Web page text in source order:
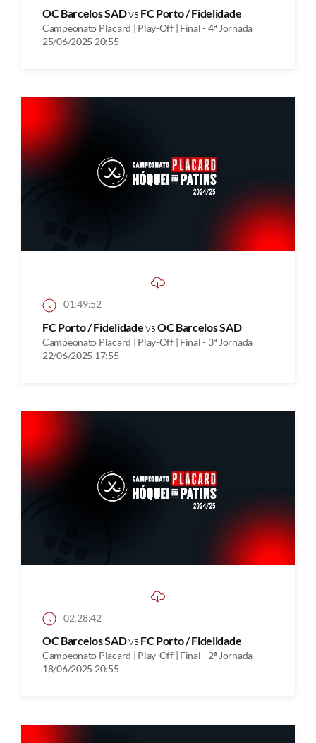
OC Barcelos SADvs FC Porto / Fidelidade
Campeonato Placard | Play-Off | Final - 4ª Jornada
25/06/2025 20:55
01:49:52
FC Porto / FidelidadevsOC Barcelos SAD
Campeonato Placard | Play-Off | Final - 3ª Jornada
22/06/2025 17:55
02:28:42
OC Barcelos SADvs FC Porto / Fidelidade
Campeonato Placard | Play-Off | Final - 2ª Jornada
18/06/2025 20:55